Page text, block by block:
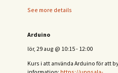
See more details
Arduino
lör, 29 aug @ 10:15- 12:00
Kurs i att använda Arduino för att